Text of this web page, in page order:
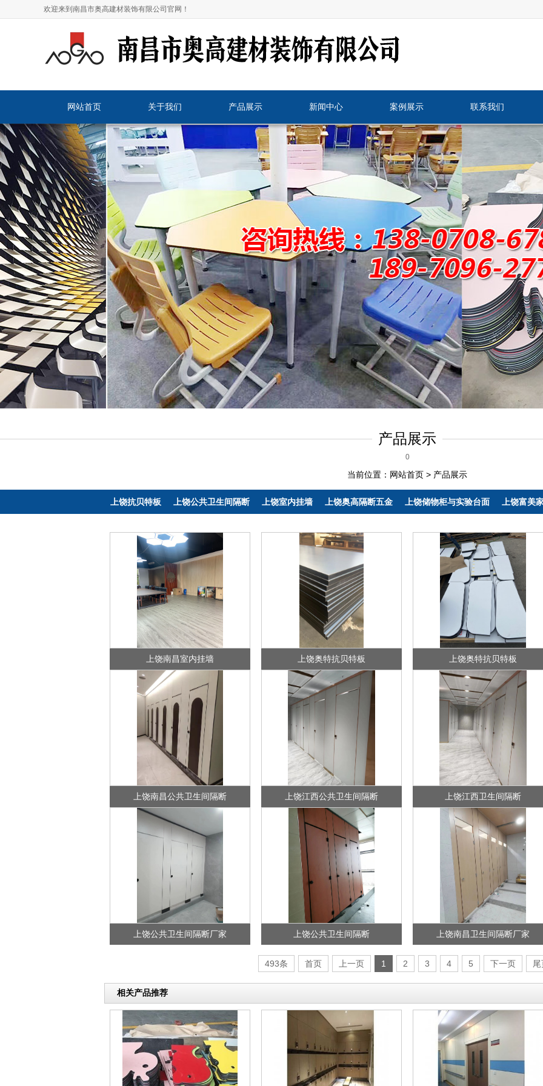
欢迎来到南昌市奥高建材装饰有限公司官网！
网站首页 关于我们 产品展示 新闻中心 案例展示 联系我们
产品展示
0
当前位置： 网站首页 > 产品展示
上饶抗贝特板 上饶公共卫生间隔断 上饶室内挂墙 上饶奥高隔断五金 上饶储物柜与实验台面 上饶富美
上饶南昌室内挂墙 上饶奥特抗贝特板 上饶奥特抗贝特板
上饶南昌公共卫生间隔断 上饶江西公共卫生间隔断 上饶江西卫生间隔断
上饶公共卫生间隔断厂家 上饶公共卫生间隔断 上饶南昌卫生间隔断厂家
493条 首页 上一页 1 2 3 4 5 下一页
相关产品推荐